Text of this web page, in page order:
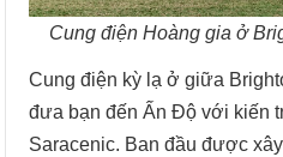
Cung điện Hoàng gia ở
Cung điện kỳ ​​lạ ở giữa
đưa bạn đến Ấn Độ với kiến
Saracenic. Ban đầu được